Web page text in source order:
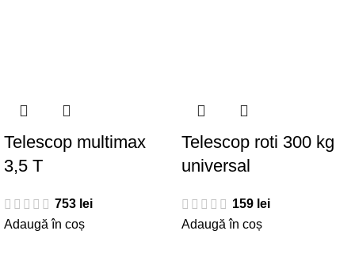
Telescop multimax
3,5 T
753 lei
Adaugă în coș
Telescop roti 300 kg
universal
159 lei
Adaugă în coș